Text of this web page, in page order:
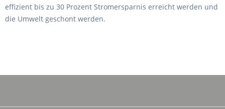
effizient bis zu 30 Prozent Stromersparnis erreicht werden und
die Umwelt geschont werden.